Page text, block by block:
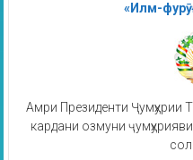
«Илм-
Амри Президенти Ҷумҳурии
кардани озмуни